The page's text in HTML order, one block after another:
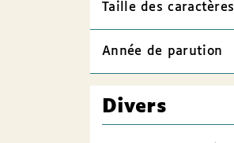
Taille des caractères
Année de parution
Divers